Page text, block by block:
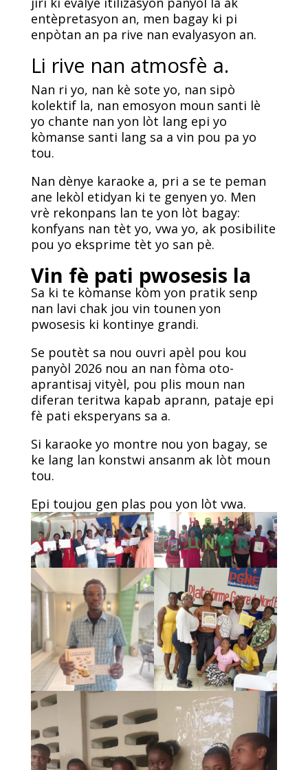
entèpretasyon an, men bagay ki pi
enpòtan an pa rive nan evalyasyon an.
Li rive nan atmosfè a.
Nan ri yo, nan kè sote yo, nan sipò
kolektif la, nan emosyon moun santi lè
yo chante nan yon lòt lang epi yo
kòmanse santi lang sa a vin pou pa yo
tou.
Nan dènye karaoke a, pri a se te peman
ane lekòl etidyan ki te genyen yo. Men
vrè rekonpans lan te yon lòt bagay:
konfyans nan tèt yo, vwa yo, ak posibilite
pou yo eksprime tèt yo san pè.
Vin fè pati pwosesis la
Sa ki te kòmanse kòm yon pratik senp
nan lavi chak jou vin tounen yon
pwosesis ki kontinye grandi.
Se poutèt sa nou ouvri apèl pou kou
panyòl 2026 nou an nan fòma oto-
aprantisaj vityèl, pou plis moun nan
diferan teritwa kapab aprann, pataje epi
fè pati eksperyans sa a.
Si karaoke yo montre nou yon bagay, se
ke lang lan konstwi ansanm ak lòt moun
tou.
Epi toujou gen plas pou yon lòt vwa.